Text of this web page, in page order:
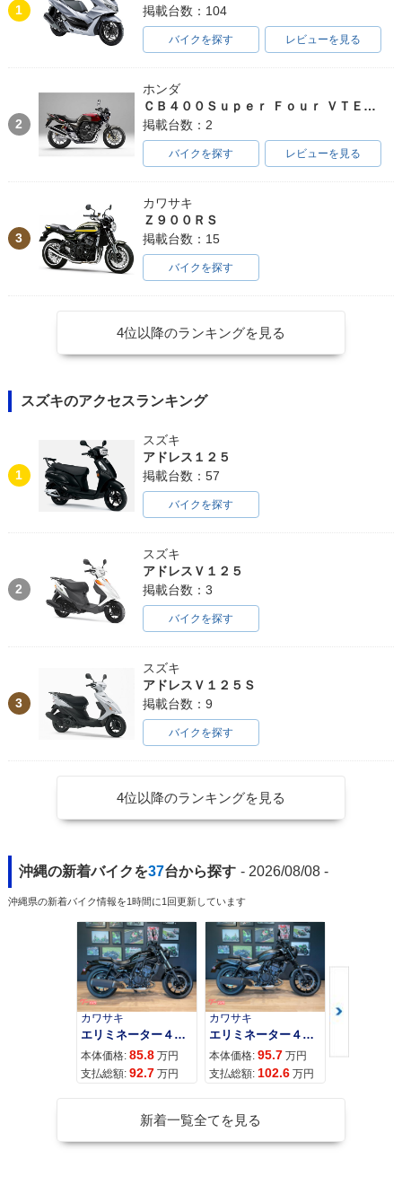
1
掲載台数：104
バイクを探す レビューを見る
2
ホンダ
ＣＢ４００Ｓｕｐｅｒ Ｆｏｕｒ ＶＴＥＣ ＳＰＥＣ３
掲載台数：2
バイクを探す レビューを見る
3
カワサキ
Ｚ９００ＲＳ
掲載台数：15
バイクを探す
4位以降のランキングを見る
スズキのアクセスランキング
1
スズキ
アドレス１２５
掲載台数：57
バイクを探す
2
スズキ
アドレスＶ１２５
掲載台数：3
バイクを探す
3
スズキ
アドレスＶ１２５Ｓ
掲載台数：9
バイクを探す
4位以降のランキングを見る
沖縄の新着バイクを37台から探す - 2026/08/08 -
沖縄県の新着バイク情報を1時間に1回更新しています
カワサキ
エリミネーター４００
本体価格: 85.8 万円
支払総額: 92.7 万円
カワサキ
エリミネーター４００ＳＥ
本体価格: 95.7 万円
支払総額: 102.6 万円
カワサキ
本体価格:
新着一覧全てを見る